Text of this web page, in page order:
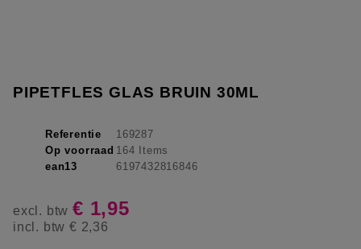
PIPETFLES GLAS BRUIN 30ML
Referentie
169287
Op voorraad 164 Items
ean13
6197432816846
excl. btw € 1,95
incl. btw € 2,36